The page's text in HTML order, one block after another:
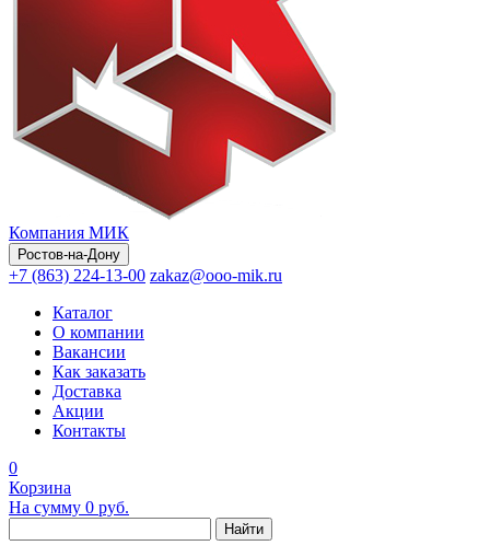
Компания МИК
Ростов-на-Дону
+7 (863) 224-13-00 zakaz@ooo-mik.ru
Каталог
О компании
Вакансии
Как заказать
Доставка
Акции
Контакты
0
Корзина
На сумму 0 руб.
Найти